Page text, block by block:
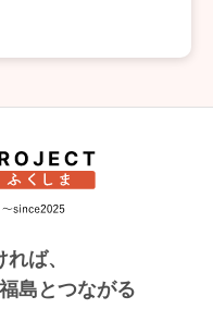
ば、
島とつながる